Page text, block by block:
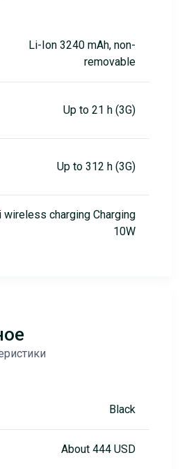
Li-Ion 3240 mAh, non-
removable
Up to 21 h (3G)
Up to 312 h (3G)
wireless charging Charging
10W
Black
About 444 USD